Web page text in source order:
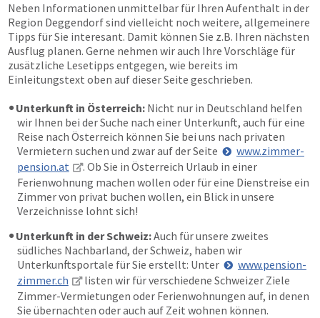
Neben Informationen unmittelbar für Ihren Aufenthalt in der
Region Deggendorf sind vielleicht noch weitere, allgemeinere
Tipps für Sie interesant. Damit können Sie z.B. Ihren nächsten
Ausflug planen. Gerne nehmen wir auch Ihre Vorschläge für
zusätzliche Lesetipps entgegen, wie bereits im
Einleitungstext oben auf dieser Seite geschrieben.
Unterkunft in Österreich: Nicht nur in Deutschland helfen
wir Ihnen bei der Suche nach einer Unterkunft, auch für eine
Reise nach Österreich können Sie bei uns nach privaten
Vermietern suchen und zwar auf der Seite
www.zimmer-
pension.at
. Ob Sie in Österreich Urlaub in einer
Ferienwohnung machen wollen oder für eine Dienstreise ein
Zimmer von privat buchen wollen, ein Blick in unsere
Verzeichnisse lohnt sich!
Unterkunft in der Schweiz:Auch für unsere zweites
südliches Nachbarland, der Schweiz, haben wir
Unterkunftsportale für Sie erstellt: Unter
www.pension-
zimmer.ch
listen wir für verschiedene Schweizer Ziele
Zimmer-Vermietungen oder Ferienwohnungen auf, in denen
Sie übernachten oder auch auf Zeit wohnen können.